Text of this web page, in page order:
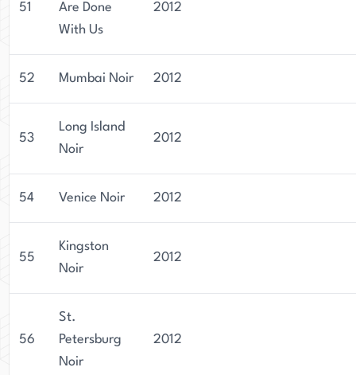
51
Are Done
With Us
2012
52 Mumbai Noir 2012
53
Long Island
Noir
2012
54 Venice Noir 2012
55
Kingston
Noir
2012
56
St.
Petersburg
Noir
2012